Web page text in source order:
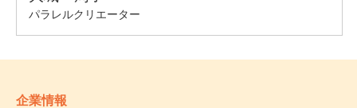
企業情報